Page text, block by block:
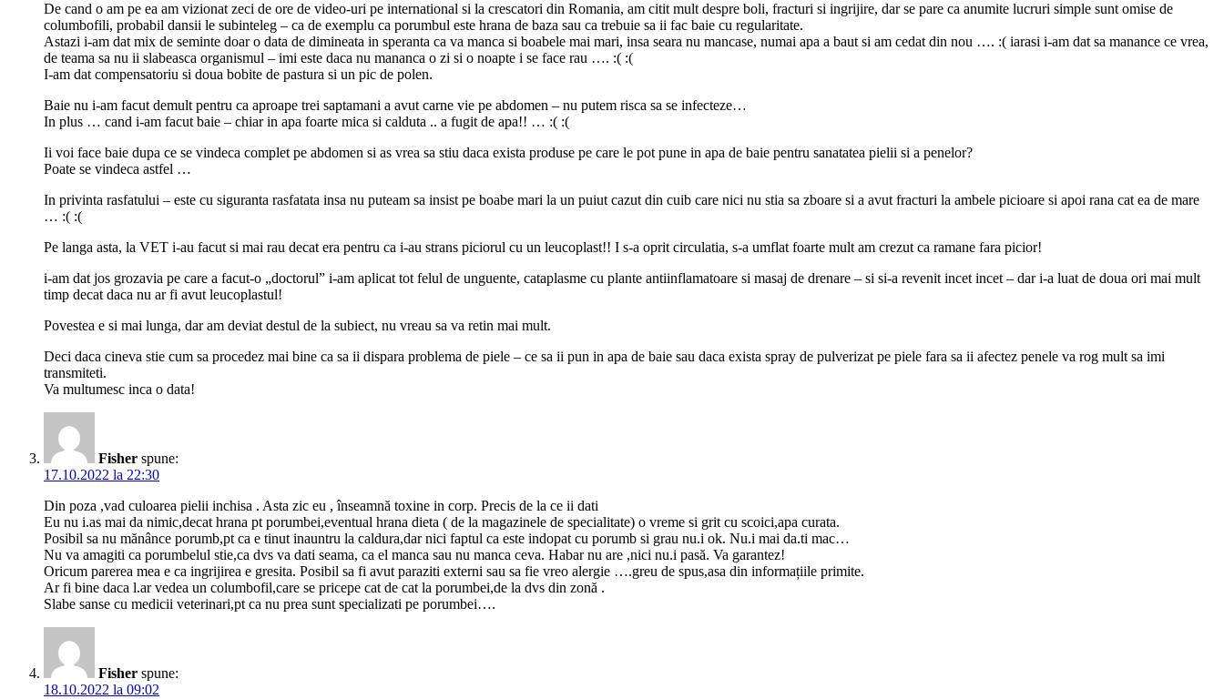
De cand o am pe ea am vizionat zeci de ore de video-uri pe international si la crescatori din Romania, am citit mult despre boli, fracturi si ingrijire, dar se pare ca anumite lucruri simple sunt omise de
columbofili, probabil dansii le subinteleg – ca de exemplu ca porumbul este hrana de baza sau ca trebuie sa ii fac baie cu regularitate.
Astazi i-am dat mix de seminte doar o data de dimineata in speranta ca va manca si boabele mai mari, insa seara nu mancase, numai apa a baut si am cedat din nou …. :( iarasi i-am dat sa manance ce vrea,
de teama sa nu ii slabeasca organismul – imi este daca nu mananca o zi si o noapte i se face rau …. :( :(
I-am dat compensatoriu si doua bobite de pastura si un pic de polen.
Baie nu i-am facut demult pentru ca aproape trei saptamani a avut carne vie pe abdomen – nu putem risca sa se infecteze…
In plus … cand i-am facut baie – chiar in apa foarte mica si calduta .. a fugit de apa!! … :( :(
Ii voi face baie dupa ce se vindeca complet pe abdomen si as vrea sa stiu daca exista produse pe care le pot pune in apa de baie pentru sanatatea pielii si a penelor?
Poate se vindeca astfel …
In privinta rasfatului – este cu siguranta rasfatata insa nu puteam sa insist pe boabe mari la un puiut cazut din cuib care nici nu stia sa zboare si a avut fracturi la ambele picioare si apoi rana cat ea de mare
… :( :(
Pe langa asta, la VET i-au facut si mai rau decat era pentru ca i-au strans piciorul cu un leucoplast!! I s-a oprit circulatia, s-a umflat foarte mult am crezut ca ramane fara picior!
i-am dat jos grozavia pe care a facut-o „doctorul” i-am aplicat tot felul de unguente, cataplasme cu plante antiinflamatoare si masaj de drenare – si si-a revenit incet incet – dar i-a luat de doua ori mai mult
timp decat daca nu ar fi avut leucoplastul!
Povestea e si mai lunga, dar am deviat destul de la subiect, nu vreau sa va retin mai mult.
Deci daca cineva stie cum sa procedez mai bine ca sa ii dispara problema de piele – ce sa ii pun in apa de baie sau daca exista spray de pulverizat pe piele fara sa ii afectez penele va rog mult sa imi
transmiteti.
Va multumesc inca o data!
Fisher spune:
17.10.2022 la 22:30
Din poza ,vad culoarea pielii inchisa . Asta zic eu , înseamnă toxine in corp. Precis de la ce ii dati
Eu nu i.as mai da nimic,decat hrana pt porumbei,eventual hrana dieta ( de la magazinele de specialitate) o vreme si grit cu scoici,apa curata.
Posibil sa nu mănânce porumb,pt ca e tinut inauntru la caldura,dar nici faptul ca este indopat cu porumb si grau nu.i ok. Nu.i mai da.ti mac…
Nu va amagiti ca porumbelul stie,ca dvs va dati seama, ca el manca sau nu manca ceva. Habar nu are ,nici nu.i pasă. Va garantez!
Oricum parerea mea e ca ingrijirea e gresita. Posibil sa fi avut paraziti externi sau sa fie vreo alergie ….greu de spus,asa din informațiile primite.
Ar fi bine daca l.ar vedea un columbofil,care se pricepe cat de cat la porumbei,de la dvs din zonă .
Slabe sanse cu medicii veterinari,pt ca nu prea sunt specializati pe porumbei….
Fisher spune:
18.10.2022 la 09:02